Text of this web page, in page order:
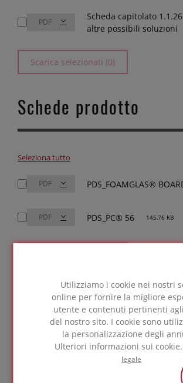
Utilizziamo i cookie nei nostri
online per fornire la migliore
utente e contenuti pertinenti
del nostro sito. I cookie sono
la personalizzazione degli
Ulteriori informazioni sui cookie.
legale
Scheda capitolato
altre possibili soluzioni
Scarica selezionati (0)
Schede prodotto
Seleziona tutto
PDS_FOAMGLAS®
PDS_PC® 56 145,76 KB
Schede di sicurezza
SDS - Boards, Blocks e